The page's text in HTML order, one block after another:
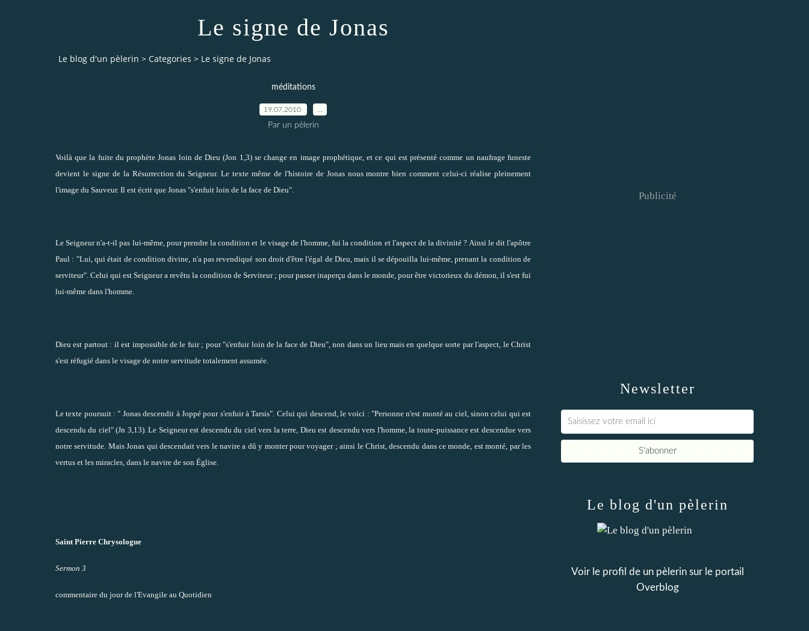
Le signe de Jonas
Le blog d'un pèlerin > Categories > Le signe de Jonas
méditations
19.07.2010
Par un pèlerin
Voilà que la fuite du prophète Jonas loin de Dieu (Jon 1,3) se change en image prophétique, et ce qui est présenté comme un naufrage funeste
devient le signe de la Résurrection du Seigneur. Le texte même de l'histoire de Jonas nous montre bien comment celui-ci réalise pleinement
l'image du Sauveur. Il est écrit que Jonas "s'enfuit loin de la face de Dieu".
Le Seigneur n'a-t-il pas lui-même, pour prendre la condition et le visage de l'homme, fui la condition et l'aspect de la divinité ? Ainsi le dit l'apôtre
Paul : "Lui, qui était de condition divine, n'a pas revendiqué son droit d'être l'égal de Dieu, mais il se dépouilla lui-même, prenant la condition de
serviteur". Celui qui est Seigneur a revêtu la condition de Serviteur ; pour passer inaperçu dans le monde, pour être victorieux du démon, il s'est fui
lui-même dans l'homme.
Dieu est partout : il est impossible de le fuir ; pour "s'enfuir loin de la face de Dieu", non dans un lieu mais en quelque sorte par l'aspect, le Christ
s'est réfugié dans le visage de notre servitude totalement assumée.
Le texte poursuit : " Jonas descendit à Joppé pour s'enfuir à Tarsis". Celui qui descend, le voici : "Personne n'est monté au ciel, sinon celui qui est
descendu du ciel" (Jn 3,13). Le Seigneur est descendu du ciel vers la terre, Dieu est descendu vers l'homme, la toute-puissance est descendue vers
notre servitude. Mais Jonas qui descendait vers le navire a dû y monter pour voyager ; ainsi le Christ, descendu dans ce monde, est monté, par les
vertus et les miracles, dans le navire de son Église.
Saint Pierre Chrysologue
Sermon 3
commentaire du jour de l'Evangile au Quotidien
Newsletter
Publicité
Le blog d'un pèlerin
Voir le profil de un pèlerinsur le portail
Overblog